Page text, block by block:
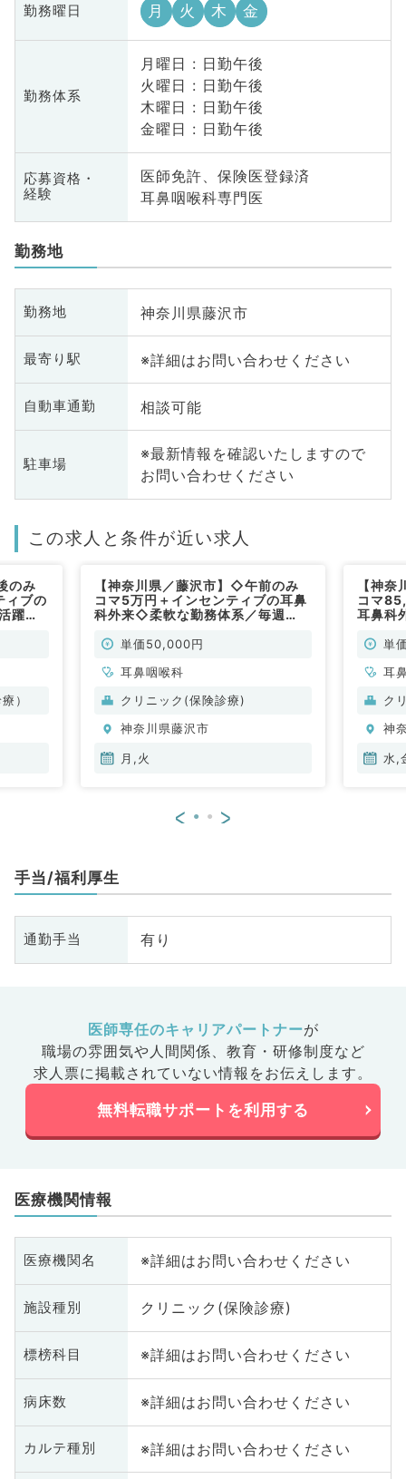
勤務曜日 月 火 木 金
勤務体系
月曜日 : 日勤午後
火曜日 : 日勤午後
木曜日 : 日勤午後
金曜日 : 日勤午後
応募資格・
経験
医師免許、保険医登録済
耳鼻咽喉科専門医
勤務地
勤務地 神奈川県藤沢市
最寄り駅 ※詳細はお問い合わせください
自動車通勤 相談可能
駐車場
※最新情報を確認いたしますので
お問い合わせください
この求人と条件が近い求人
のみ
ィブの
躍
）
【神奈川県／藤沢市】◇午前のみ
コマ5万円＋インセンティブの耳鼻
科外来◇柔軟な勤務体系／毎週
喉科)単価50,000円
耳鼻咽喉科
クリニック(保険診療)
神奈川県藤沢市
月,火
【神
コマ
耳鼻科
日(非
単
耳
ク
神
水,
< >
手当/福利厚生
通勤手当 有り
医師専任のキャリアパートナーが
職場の雰囲気や人間関係、 教育・研修制度など
求人票に掲載されていない情報をお伝えします。
無料転職サポートを利用する
医療機関情報
医療機関名 ※詳細はお問い合わせください
施設種別 クリニック(保険診療)
標榜科目 ※詳細はお問い合わせください
病床数 ※詳細はお問い合わせください
カルテ種別 ※詳細はお問い合わせください